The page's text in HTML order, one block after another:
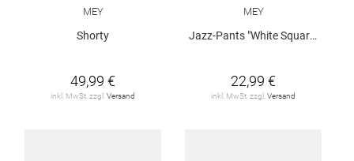
MEY
Shorty
49,99 €
inkl. MwSt. zzgl. Versand
MEY
Jazz-Pants "White Squares"
22,99 €
inkl. MwSt. zzgl. Versand